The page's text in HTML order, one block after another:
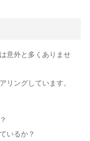
意外と多くありませ
リングしています。
いるか？